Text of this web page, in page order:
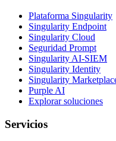
Plataforma Singularity
Singularity Endpoint
Singularity Cloud
Seguridad Prompt
Singularity AI-SIEM
Singularity Identity
Singularity
Purple AI
Explorar soluciones
Servicios